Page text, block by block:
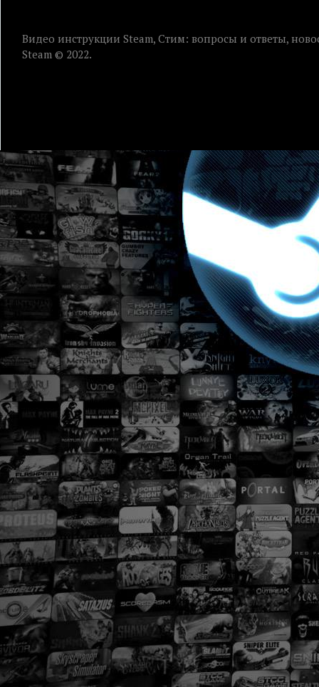
Видео инструкции Steam, Стим: вопросы и ответы,
Steam © 2022.